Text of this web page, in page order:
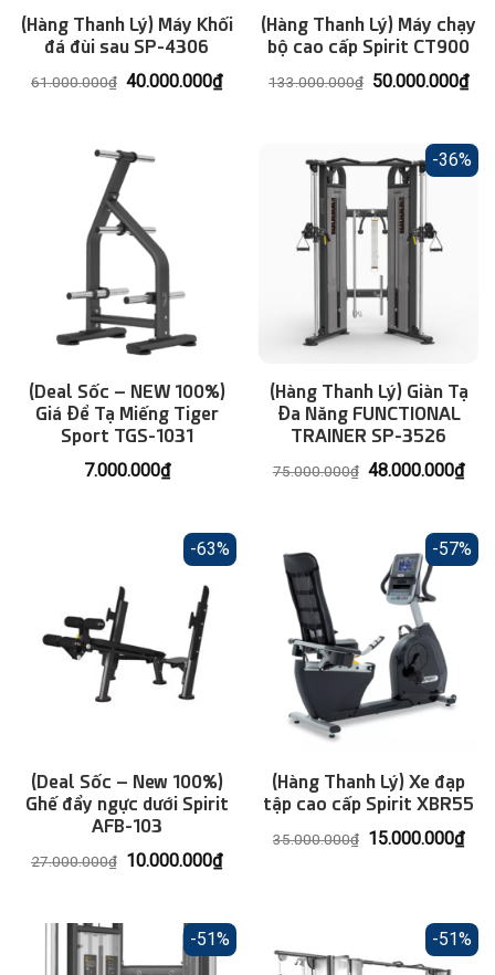
(Hàng Thanh Lý) Máy Khối
đá đùi sau SP-4306
61.000.000₫ Giá
40.000.000₫Giá
hiện
(Hàng Thanh Lý) Máy chạy
bộ cao cấp Spirit CT900
133.000.000₫ Giá
50.000.000₫Giá
(Deal Sốc – NEW 100%)
Giá Để Tạ Miếng Tiger
Sport TGS-1031
7.000.000₫
-36%
(Hàng Thanh Lý) Giàn Tạ
Đa Năng FUNCTIONAL
TRAINER SP-3526
75.000.000₫ Giá
48.000.000₫Giá
-63%
(Deal Sốc – New 100%)
Ghế đẩy ngực dưới Spirit
AFB-103
27.000.000₫ Giá
10.000.000₫Giá
hiện
10.000.000₫.
-57%
(Hàng Thanh Lý) Xe đạp
tập cao cấp Spirit XBR55
35.000.000₫ Giá
15.000.000₫Giá
hiện
-51%
-51%